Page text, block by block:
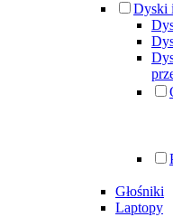
Dyski
Głośniki
Laptopy